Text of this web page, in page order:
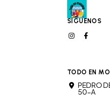
SÍGUENOS
TODO EN
PEDRO
50-A